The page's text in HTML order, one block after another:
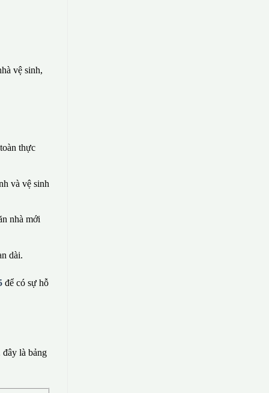
vệ sinh,
thực
và vệ sinh
nhà mới
dài.
để có sự hỗ
là bảng